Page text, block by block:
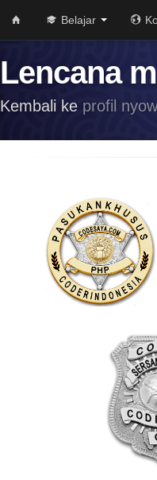
Belajar
Lencana
Kembali ke profil